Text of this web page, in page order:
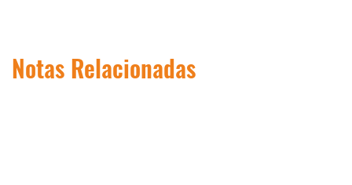
Notas Relacionadas